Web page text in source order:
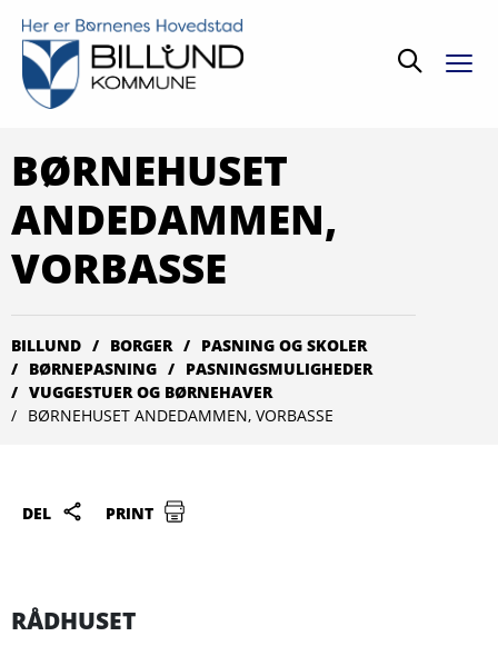
Søg
BØRNEHUSET
ANDEDAMMEN,
VORBASSE
BILLUND BORGER
PASNING OG SKOLER
BØRNEPASNING
PASNINGSMULIGHEDER
VUGGESTUER OG BØRNEHAVER
BØRNEHUSET ANDEDAMMEN, VORBASSE
DEL PRINT
RÅDHUSET